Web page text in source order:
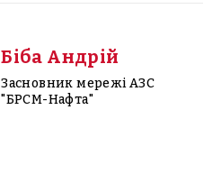
Біба Андрій
Засновник мережі АЗС
"БРСМ-Нафта"